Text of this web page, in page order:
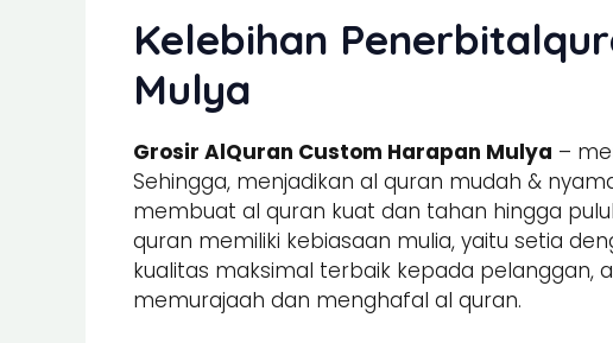
Kelebihan
Mulya
Grosir AlQuran Custom Harapan Mulya –
Sehingga, menjadikan al quran mudah &
membuat al quran kuat dan tahan hingga
quran memiliki kebiasaan mulia, yaitu setia
kualitas maksimal terbaik kepada
memurajaah dan menghafal al quran.